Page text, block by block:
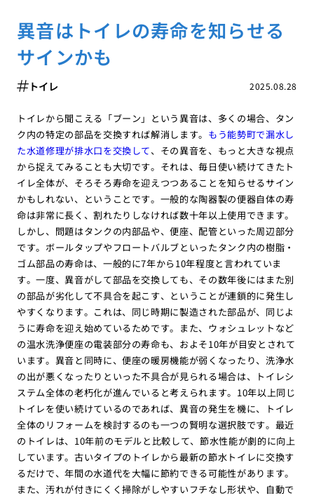
異音はトイレの寿命を知らせる
サインかも
2025.08.28
トイレ
トイレから聞こえる「ブーン」という異音は、多くの場合、タン
ク内の特定の部品を交換すれば解消します。 もう能勢町で漏水し
た水道修理が排水口を交換して、その異音を、もっと大きな視点
から捉えてみることも大切です。それは、毎日使い続けてきたト
イレ全体が、そろそろ寿命を迎えつつあることを知らせるサイン
かもしれない、ということです。一般的な陶器製の便器自体の寿
命は非常に長く、割れたりしなければ数十年以上使用できます。
しかし、問題はタンクの内部品や、便座、配管といった周辺部分
です。ボールタップやフロートバルブといったタンク内の樹脂・
ゴム部品の寿命は、一般的に7年から10年程度と言われていま
す。一度、異音がして部品を交換しても、その数年後にはまた別
の部品が劣化して不具合を起こす、ということが連鎖的に発生し
やすくなります。これは、同じ時期に製造された部品が、同じよ
うに寿命を迎え始めているためです。また、ウォシュレットなど
の温水洗浄便座の電装部分の寿命も、およそ10年が目安とされて
います。異音と同時に、便座の暖房機能が弱くなったり、洗浄水
の出が悪くなったりといった不具合が見られる場合は、トイレシ
ステム全体の老朽化が進んでいると考えられます。10年以上同じ
トイレを使い続けているのであれば、異音の発生を機に、トイレ
全体のリフォームを検討するのも一つの賢明な選択肢です。最近
のトイレは、10年前のモデルと比較して、節水性能が劇的に向上
しています。古いタイプのトイレから最新の節水トイレに交換す
るだけで、年間の水道代を大幅に節約できる可能性があります。
また、汚れが付きにくく掃除がしやすいフチなし形状や、自動で